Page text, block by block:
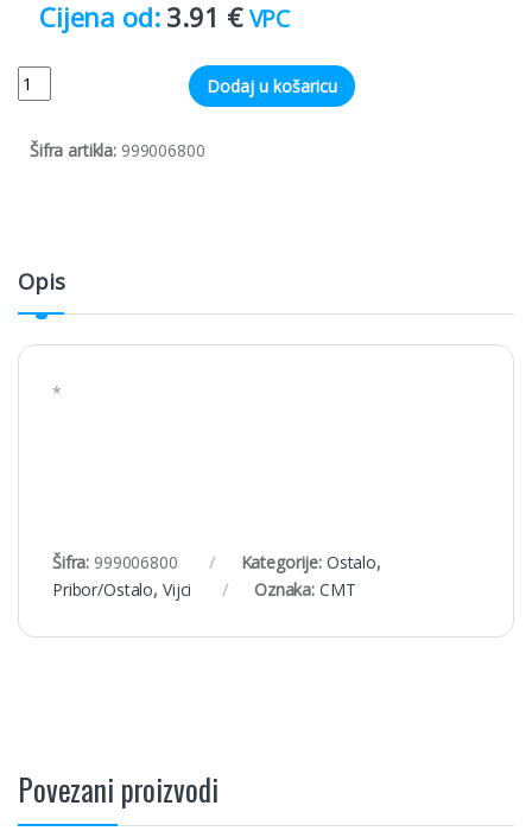
3.91 € VPC
Quantity Dodaj u košaricu
Šifra artikla: 999006800
Opis
*
Šifra: 999006800 Kategorije: Ostalo,
Pribor/Ostalo, Vijci Oznaka: CMT
Povezani proizvodi